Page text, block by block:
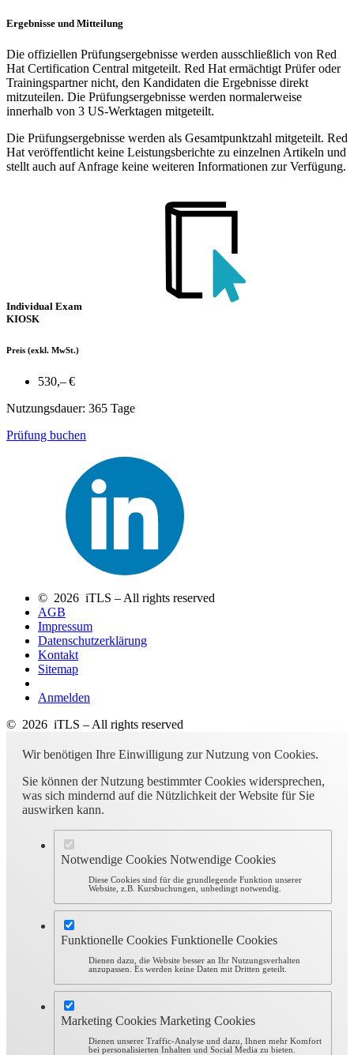
Ergebnisse und Mitteilung
Die offiziellen Prüfungsergebnisse werden ausschließlich von Red
Hat Certification Central mitgeteilt. Red Hat ermächtigt Prüfer oder
Trainingspartner nicht, den Kandidaten die Ergebnisse direkt
mitzuteilen. Die Prüfungsergebnisse werden normalerweise
innerhalb von 3 US-Werktagen mitgeteilt.
Die Prüfungsergebnisse werden als Gesamtpunktzahl mitgeteilt. Red
Hat veröffentlicht keine Leistungsberichte zu einzelnen Artikeln und
stellt auch auf Anfrage keine weiteren Informationen zur Verfügung.
Individual Exam
KIOSK
Preis (exkl. MwSt.)
530,– €
Nutzungsdauer: 365 Tage
Prüfung buchen
© 2026 iTLS – All rights reserved
AGB
Impressum
Datenschutzerklärung
Kontakt
Sitemap
Anmelden
© 2026 iTLS – All rights reserved
Wir benötigen Ihre Einwilligung zur Nutzung von Cookies.
Sie können der Nutzung bestimmter Cookies widersprechen,
was sich mindernd auf die Nützlichkeit der Website für Sie
auswirken kann.
Notwendige Cookies Notwendige Cookies
Diese Cookies sind für die grundlegende Funktion unserer
Website, z.B. Kursbuchungen, unbedingt notwendig.
Funktionelle Cookies Funktionelle Cookies
Dienen dazu, die Website besser an Ihr Nutzungsverhalten
anzupassen. Es werden keine Daten mit Dritten geteilt.
Marketing Cookies Marketing Cookies
Dienen unserer Traffic-Analyse und dazu, Ihnen mehr Komfort
bei personalisierten Inhalten und Social Media zu bieten.